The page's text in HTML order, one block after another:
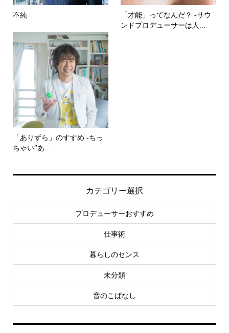
不純
「才能」ってなんだ？ -サウ
ンドプロデューサーは人...
「ありずら」のすすめ -ちっ
ちゃい”あ...
カテゴリー選択
プロデューサーおすすめ
仕事術
暮らしのセンス
未分類
音のこばなし